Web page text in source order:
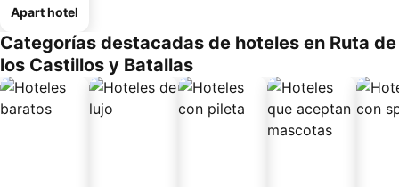
Apart hotel
Categorías destacadas de hoteles en Ruta de
los Castillos y Batallas